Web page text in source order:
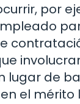
por
lugar de
el mérito